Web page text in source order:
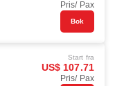
Pris/ Pax
Bok
Start fra
US$ 107.71
Pris/ Pax